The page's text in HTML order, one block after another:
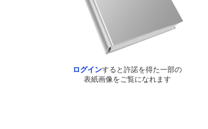
ログインすると許諾を得た一部の
表紙画像をご覧になれます